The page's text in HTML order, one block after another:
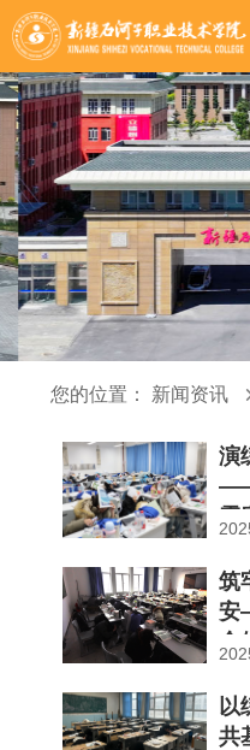
您的位置： 新闻资讯
演
——
震
筑
安
全
以
共